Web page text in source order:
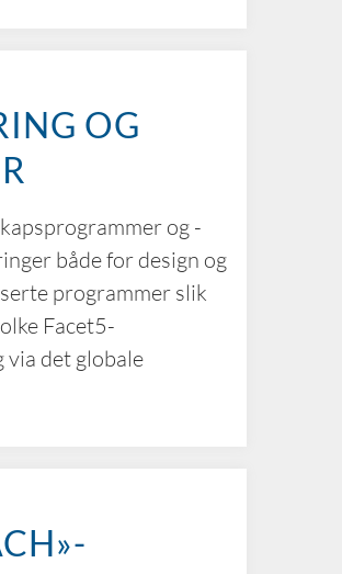
OG
og -
både for design og
programmer slik
Facet5-
det globale